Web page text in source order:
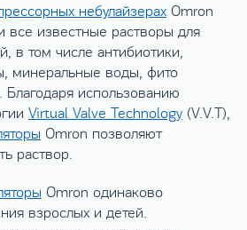
небулайзерахOmron
все известные растворы для
в том числе антибиотики,
минеральные воды, фито
Благодаря использованию
Virtual Valve Technology(V.V.T),
Omron позволяют
раствор.
Omron одинаково
взрослых и детей.